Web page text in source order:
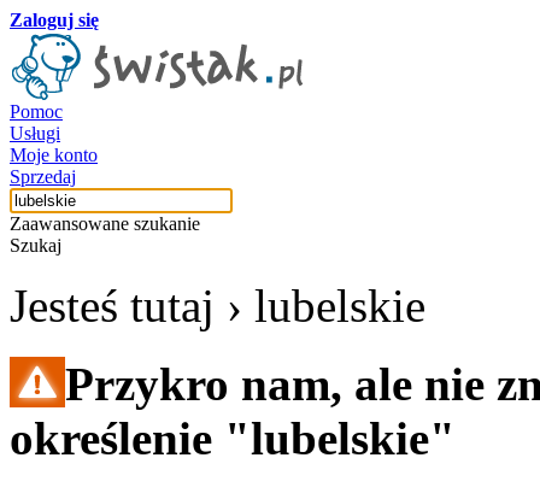
Zaloguj się
Pomoc
Usługi
Moje konto
Sprzedaj
Zaawansowane szukanie
Szukaj
Jesteś tutaj › lubelskie
Przykro nam, ale nie
określenie "lubelskie"